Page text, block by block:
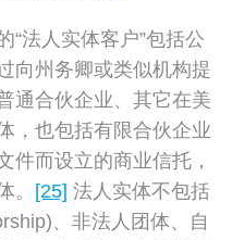
“法人实体客户”包括公
向州务卿或类似机构提
通合伙企业、其它在美
，也包括有限合伙企业
件而设立的商业信托，
。 [25] 法人实体不包括
、非法人团体、自